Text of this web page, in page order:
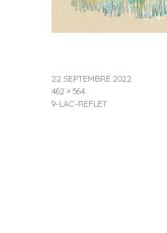
22 SEPTEMBRE 2022
462 × 564
9-LAC-REFLET